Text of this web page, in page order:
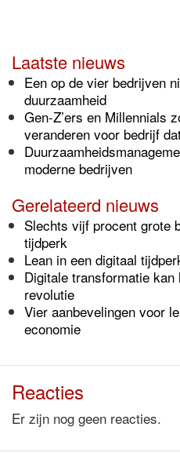
Laatste nieuws
Een op de vier bedrijven
duurzaamheid
Gen-Z’ers en Millennials
veranderen voor bedrijf
moderne bedrijven
Gerelateerd nieuws
Slechts vijf procent grote
tijdperk
Lean in een digitaal
Digitale transformatie
revolutie
Vier aanbevelingen voor
economie
Reacties
Er zijn nog geen reacties.